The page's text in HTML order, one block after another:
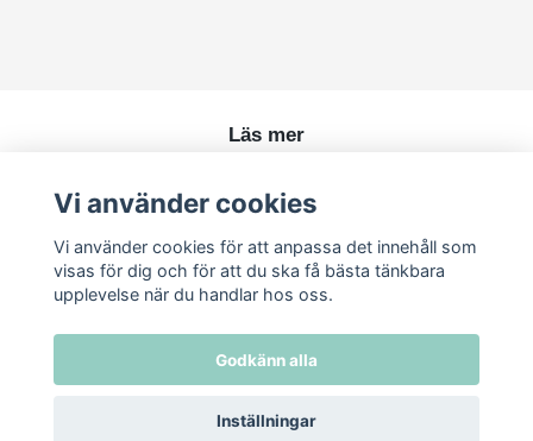
Läs mer
Kontakt
Vi använder cookies
Vi använder cookies för att anpassa det innehåll som
visas för dig och för att du ska få bästa tänkbara
upplevelse när du handlar hos oss.
Godkänn alla
Inställningar